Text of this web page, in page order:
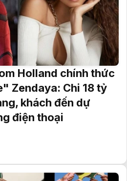
Holland chính thức
Zendaya: Chi 18 tỷ
khách đến dự
điện thoại